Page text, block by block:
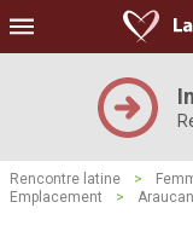
Rencontre latine >
Emplacement
>